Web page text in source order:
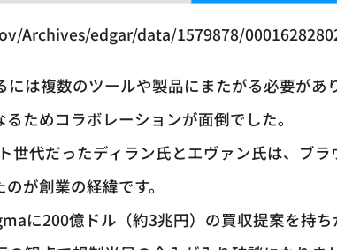
Archives/edgar/data/1579878/
には複数のツールや製品にまたがる必要があ
ためコラボレーションが面倒でした。
世代だったディラン氏とエヴァン氏は、ブ
が創業の経緯です。
に200億ドル（約3兆円）の買収提案を持